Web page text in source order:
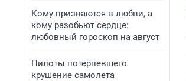
Кому признаются в любви, а
кому разобьют сердце:
любовный гороскоп на август
Пилоты потерпевшего
крушение самолета